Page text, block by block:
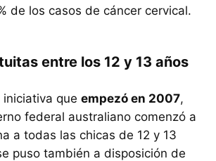
de los casos de cáncer cervical.
entre los 12 y 13 años
que empezó en 2007,
federal australiano comenzó a
a todas las chicas de 12 y 13
puso también a disposición de